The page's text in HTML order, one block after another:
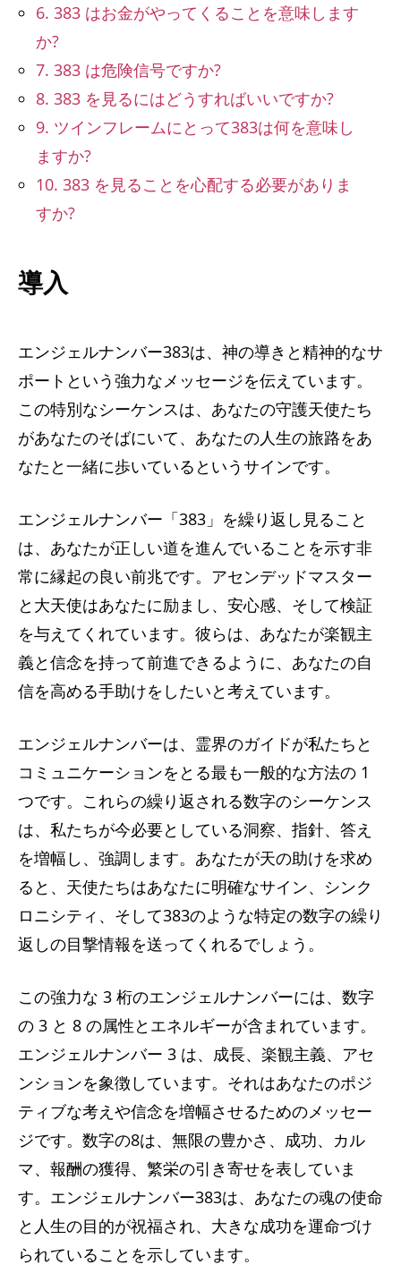
6. 383 はお金がやってくることを意味します
か?
7. 383 は危険信号ですか?
8. 383 を見るにはどうすればいいですか?
9. ツインフレームにとって383は何を意味し
ますか?
10. 383 を見ることを心配する必要がありま
すか?
導入
エンジェルナンバー383は​​、神の導きと精神的なサ
ポートという強力なメッセージを伝えています。
この特別なシーケンスは、あなたの守護天使たち
があなたのそばにいて、あなたの人生の旅路をあ
なたと一緒に歩いているというサインです。
エンジェルナンバー「383」を繰り返し見ること
は、あなたが正しい道を進んでいることを示す非
常に縁起の良い前兆です。アセンデッドマスター
と大天使はあなたに励まし、安心感、そして検証
を与えてくれています。彼らは、あなたが楽観主
義と信念を持って前進できるように、あなたの自
信を高める手助けをしたいと考えています。
エンジェルナンバーは、霊界のガイドが私たちと
コミュニケーションをとる最も一般的な方法の 1
つです。これらの繰り返される数字のシーケンス
は、私たちが今必要としている洞察、指針、答え
を増幅し、強調します。あなたが天の助けを求め
ると、天使たちはあなたに明確なサイン、シンク
ロニシティ、そして383のような特定の数字の繰り
返しの目撃情報を送ってくれるでしょう。
この強力な 3 桁のエンジェルナンバーには、数字
の 3 と 8 の属性とエネルギーが含まれています。
エンジェルナンバー 3 は、成長、楽観主義、アセ
ンションを象徴しています。それはあなたのポジ
ティブな考えや信念を増幅させるためのメッセー
ジです。数字の8は、無限の豊かさ、成功、カル
マ、報酬の獲得、繁栄の引き寄せを表していま
す。エンジェルナンバー383は​​、あなたの魂の使命
と人生の目的が祝福され、大きな成功を運命づけ
られていることを示しています。